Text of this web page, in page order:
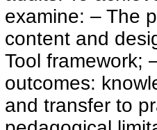
examine: – The
content and
Tool framework;
outcomes:
and transfer to